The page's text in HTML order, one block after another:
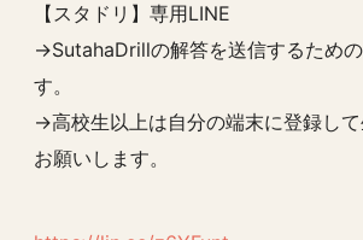
【スタドリ】専用LINE
→SutahaDrillの解答を送信するため
す。
→高校生以上は自分の端末に登録し
お願いします。